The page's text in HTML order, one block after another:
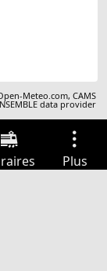
Meteo.com,CAMS
data provider
Plus